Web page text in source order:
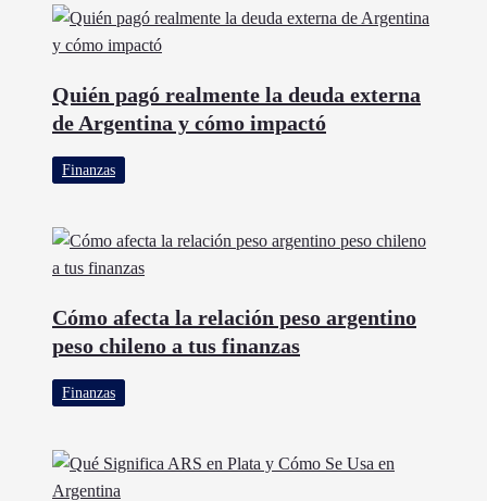
Quién pagó realmente la deuda externa
de Argentina y cómo impactó
Finanzas
Cómo afecta la relación peso argentino
peso chileno a tus finanzas
Finanzas